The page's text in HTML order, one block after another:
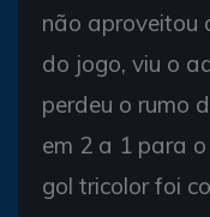
não aproveitou
do jogo, viu o
perdeu o rumo
em 2 a 1 para
gol tricolor foi